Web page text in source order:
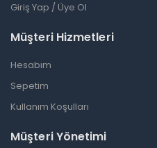
Giriş Yap / Üye Ol
Müşteri Hizmetleri
Hesabım
Sepetim
Kullanım Koşulları
Müşteri Yönetimi